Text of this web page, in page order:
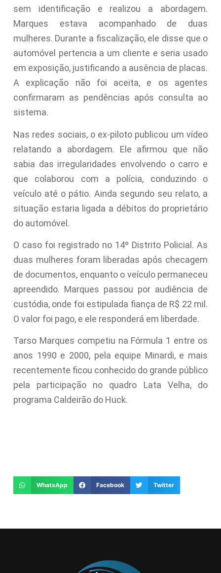
sem identificação e realizou a abordagem.
Marques estava acompanhado de duas
mulheres. Durante a fiscalização, ele disse que o
automóvel pertencia a um cliente e seria usado
em exposição, justificando a ausência de placas.
A explicação não foi aceita, e os agentes
confirmaram as pendências após consulta ao
sistema.
Nas redes sociais, o ex-piloto publicou um vídeo
relatando a abordagem. Ele afirmou que não
sabia das irregularidades envolvendo o carro e
que colaborou com a polícia, conduzindo o
veículo até o pátio. Ainda segundo seu relato, a
situação estaria ligada a débitos do proprietário
do automóvel.
O caso foi registrado no 14º Distrito Policial. As
duas mulheres foram liberadas após checagem
de documentos, enquanto o veículo permaneceu
apreendido. Marques passou por audiência de
custódia, onde foi estipulada fiança de R$ 22 mil.
O valor foi pago, e ele responderá em liberdade.
Tarso Marques competiu na Fórmula 1 entre os
anos 1990 e 2000, pela equipe Minardi, e mais
recentemente ficou conhecido do grande público
pela participação no quadro Lata Velha, do
programa Caldeirão do Huck.
WhatsApp Facebook Twitter